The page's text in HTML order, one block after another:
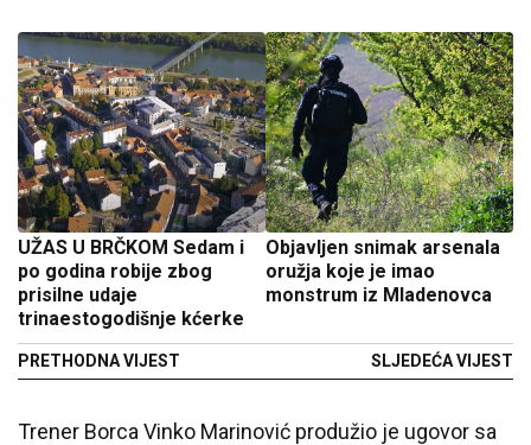
UŽAS U BRČKOM Sedam i
po godina robije zbog
prisilne udaje
trinaestogodišnje kćerke
PRETHODNA VIJEST
Objavljen snimak arsenala
oružja koje je imao
monstrum iz Mladenovca
SLJEDEĆA VIJEST
Trener Borca Vinko Marinović produžio je ugovor sa